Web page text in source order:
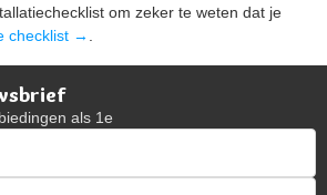
om zeker te weten dat je
checklist →
als 1e